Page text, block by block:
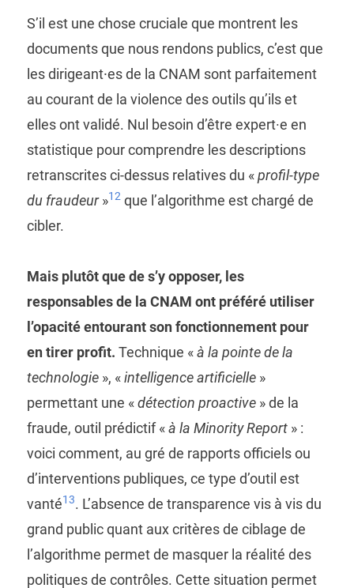
S’il est une chose cruciale que montrent les
documents que nous rendons publics, c’est que
les dirigeant⸱es de la CNAM sont parfaitement
au courant de la violence des outils qu’ils et
elles ont validé. Nul besoin d’être expert·e en
statistique pour comprendre les descriptions
retranscrites ci-dessus relatives du «profil-type
du fraudeur»12que l’algorithme est chargé de
cibler.
Mais plutôt que de s’y opposer, les
responsables de la CNAM ont préféré utiliser
l’opacité entourant son fonctionnement pour
en tirer profit. Technique «à la pointe de la
technologie», «intelligence artificielle»
permettant une «détection proactive» de la
fraude, outil prédictif «à la Minority Report» :
voici comment, au gré de rapports officiels ou
d’interventions publiques, ce type d’outil est
vanté13. L’absence de transparence vis à vis du
grand public quant aux critères de ciblage de
l’algorithme permet de masquer la réalité des
politiques de contrôles. Cette situation permet